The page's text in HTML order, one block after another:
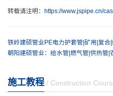
转载请注明： https://www.jspipe.cn/
铁岭建硕管业PE电力护套管|矿用|复
朝阳建硕管业：给水管|燃气管|供热管
施工教程 / Construction